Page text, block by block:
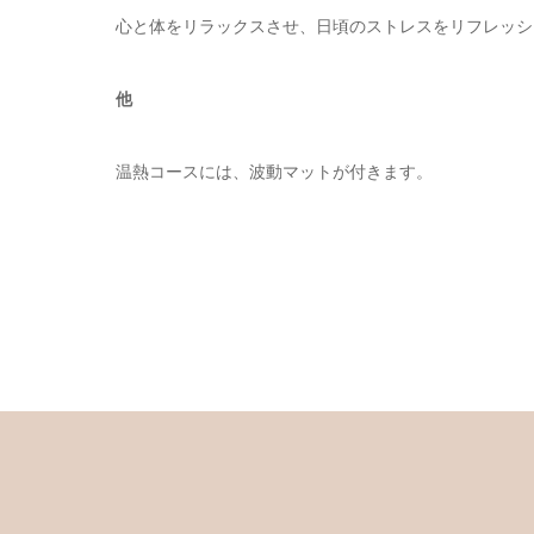
心と体をリラックスさせ、日頃のストレスをリフレッ
他
温熱コースには、波動マットが付きます。